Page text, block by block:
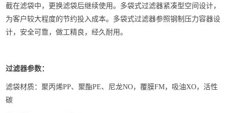
截在滤袋中，更换滤袋后继续使用。多袋式过滤器紧凑型空间设计，
为客户较大程度的节约投入成本。多袋式过滤器参照钢制压力容器设
计，安全可靠，做工精良，经久耐用。
过滤器参数：
滤袋材质：聚丙烯PP、聚酯PE、尼龙NO，覆膜FM，吸油XO，活性
碳